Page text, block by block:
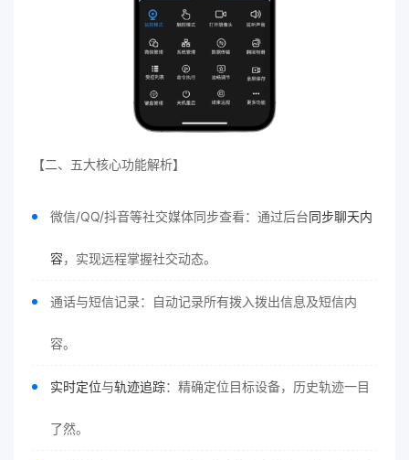
【二、五大核心功能解析】
微信/QQ/抖音等社交媒体同步查看：通过后台同步聊天内
容，实现远程掌握社交动态。
通话与短信记录：自动记录所有拨入拨出信息及短信内
容。
实时定位与轨迹追踪：精确定位目标设备，历史轨迹一目
了然。